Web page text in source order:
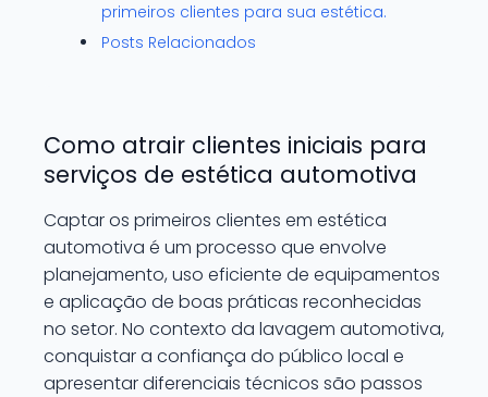
primeiros clientes para sua estética.
Posts Relacionados
Como atrair clientes iniciais para
serviços de estética automotiva
Captar os primeiros clientes em estética
automotiva é um processo que envolve
planejamento, uso eficiente de equipamentos
e aplicação de boas práticas reconhecidas
no setor. No contexto da lavagem automotiva,
conquistar a confiança do público local e
apresentar diferenciais técnicos são passos